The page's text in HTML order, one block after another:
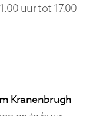
uur tot 17.00
Kranenbrugh